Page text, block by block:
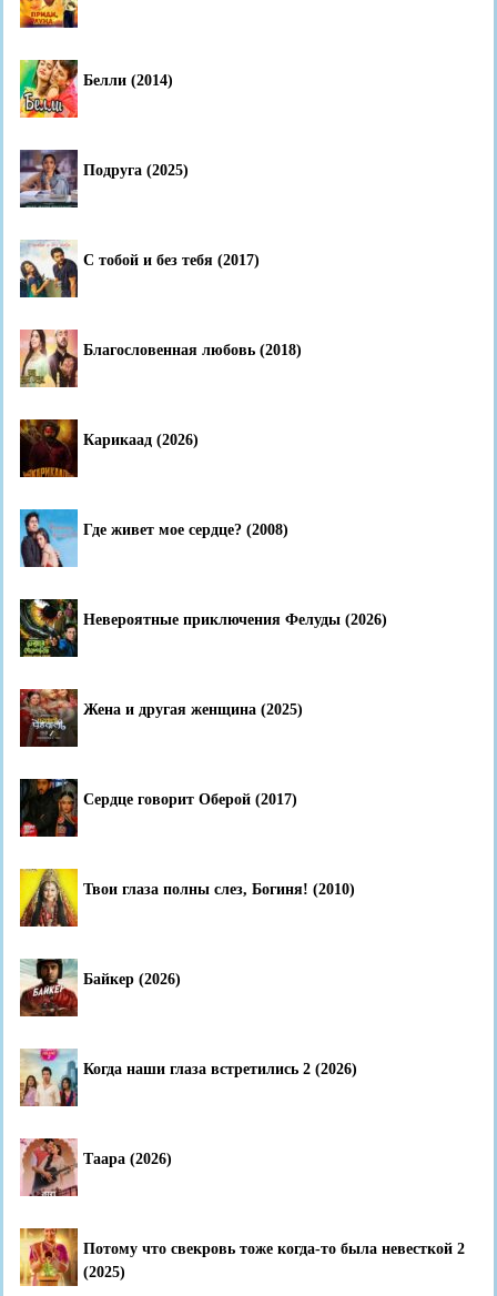
Белли (2014)
Подруга (2025)
С тобой и без тебя (2017)
Благословенная любовь (2018)
Карикаад (2026)
Где живет мое сердце? (2008)
Невероятные приключения Фелуды (2026)
Жена и другая женщина (2025)
Сердце говорит Оберой (2017)
Твои глаза полны слез, Богиня! (2010)
Байкер (2026)
Когда наши глаза встретились 2 (2026)
Таара (2026)
Потому что свекровь тоже когда-то была невесткой 2
(2025)